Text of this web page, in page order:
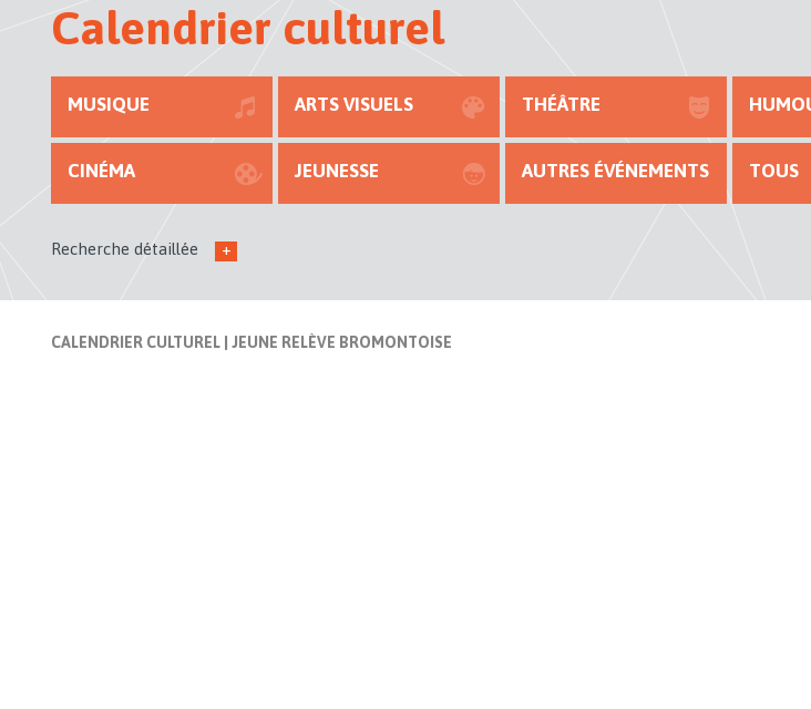
Calendrier culturel
MUSIQUE ARTS VISUELS THÉÂTRE
CINÉMA JEUNESSE AUTRES ÉVÉNEMENTS TOUS
Recherche détaillée +
CALENDRIER CULTUREL | JEUNE RELÈVE BROMONTOISE